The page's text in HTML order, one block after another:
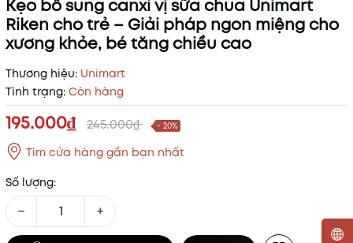
Kẹo bổ sung canxi vị sữa chua Unimart
Riken cho trẻ – Giải pháp ngon miệng cho
xương khỏe, bé tăng chiều cao
Thương hiệu: Unimart
Tình trạng: Còn hàng
195.000₫ 245.000₫ - 20%
Tìm cửa hàng gần bạn nhất
Số lượng:
− +